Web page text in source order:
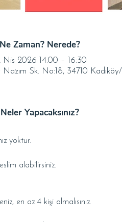
Ne Zaman? Nerede?
Nis 2026 14:00 – 16:30
Sk. No:18, 34710
Neler Yapacaksınız?
yoktur.
alabilirsiniz.
en az 4 kişi olmalısınız.